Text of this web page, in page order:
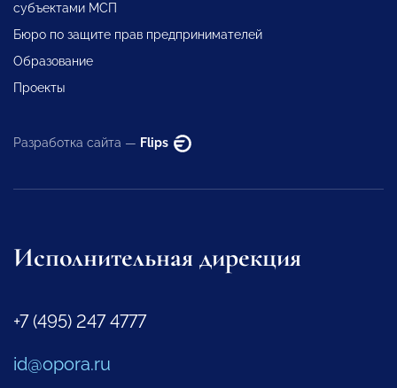
субъектами МСП
Бюро по защите прав предпринимателей
Образование
Проекты
Разработка сайта — Flips
Исполнительная дирекция
+7 (495) 247 4777
id@opora.ru